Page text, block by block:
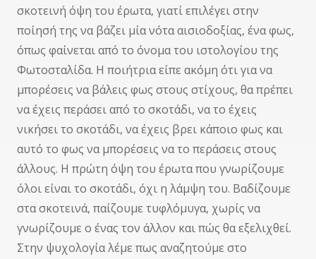
σκοτεινή όψη του έρωτα, γιατί επιλέγει στην
ποίησή της να βάζει μία νότα αισιοδοξίας, ένα φως,
όπως φαίνεται από το όνομα του ιστολογίου της
Φωτοσταλίδα. Η ποιήτρια είπε ακόμη ότι για να
μπορέσεις να βάλεις φως στους στίχους, θα πρέπει
να έχεις περάσει από το σκοτάδι, να το έχεις
νικήσει το σκοτάδι, να έχεις βρει κάποιο φως και
αυτό το φως να μπορέσεις να το περάσεις στους
άλλους. Η πρώτη όψη του έρωτα που γνωρίζουμε
όλοι είναι το σκοτάδι, όχι η λάμψη του. Βαδίζουμε
στα σκοτεινά, παίζουμε τυφλόμυγα, χωρίς να
γνωρίζουμε ο ένας τον άλλον και πώς θα εξελιχθεί.
Στην ψυχολογία λέμε πως αναζητούμε στο